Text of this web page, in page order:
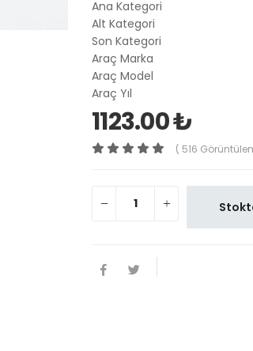
Ana Kategori
Alt Kategori
Son Kategori
Araç Marka
Araç Model
Araç Yıl
1123.00 ₺
( 516